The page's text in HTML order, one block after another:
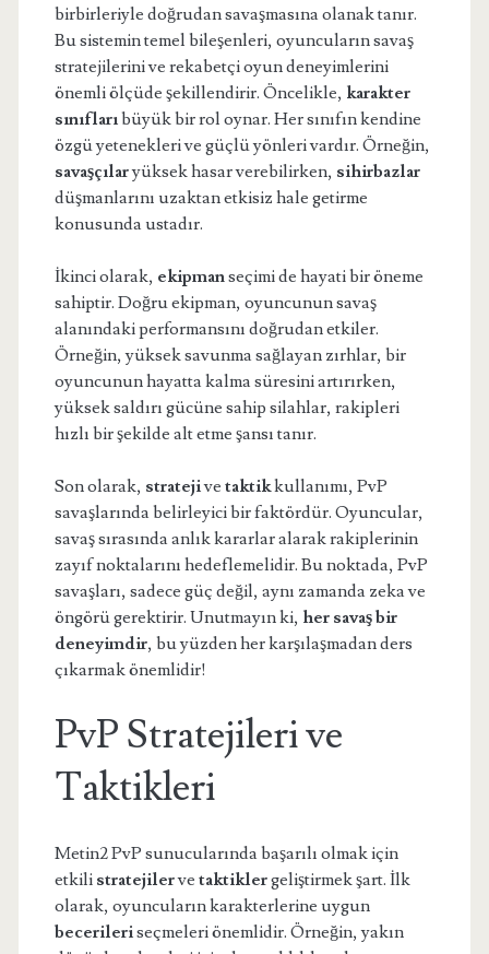
birbirleriyle doğrudan savaşmasına olanak tanır.
Bu sistemin temel bileşenleri, oyuncuların savaş
stratejilerini ve rekabetçi oyun deneyimlerini
önemli ölçüde şekillendirir. Öncelikle, karakter
sınıflarıbüyük bir rol oynar. Her sınıfın kendine
özgü yetenekleri ve güçlü yönleri vardır. Örneğin,
savaşçılaryüksek hasar verebilirken, sihirbazlar
düşmanlarını uzaktan etkisiz hale getirme
konusunda ustadır.
İkinci olarak, ekipmanseçimi de hayati bir öneme
sahiptir. Doğru ekipman, oyuncunun savaş
alanındaki performansını doğrudan etkiler.
Örneğin, yüksek savunma sağlayan zırhlar, bir
oyuncunun hayatta kalma süresini artırırken,
yüksek saldırı gücüne sahip silahlar, rakipleri
hızlı bir şekilde alt etme şansı tanır.
Son olarak, stratejive taktikkullanımı, PvP
savaşlarında belirleyici bir faktördür. Oyuncular,
savaş sırasında anlık kararlar alarak rakiplerinin
zayıf noktalarını hedeflemelidir. Bu noktada, PvP
savaşları, sadece güç değil, aynı zamanda zeka ve
öngörü gerektirir. Unutmayın ki, her savaş bir
deneyimdir, bu yüzden her karşılaşmadan ders
çıkarmak önemlidir!
PvP Stratejileri ve
Taktikleri
Metin2 PvP sunucularında başarılı olmak için
etkili stratejilerve taktiklergeliştirmek şart. İlk
olarak, oyuncuların karakterlerine uygun
becerileriseçmeleri önemlidir. Örneğin, yakın